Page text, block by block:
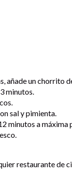
añade un chorrito
minutos.
sal y pimienta.
minutos a máxima
restaurante de